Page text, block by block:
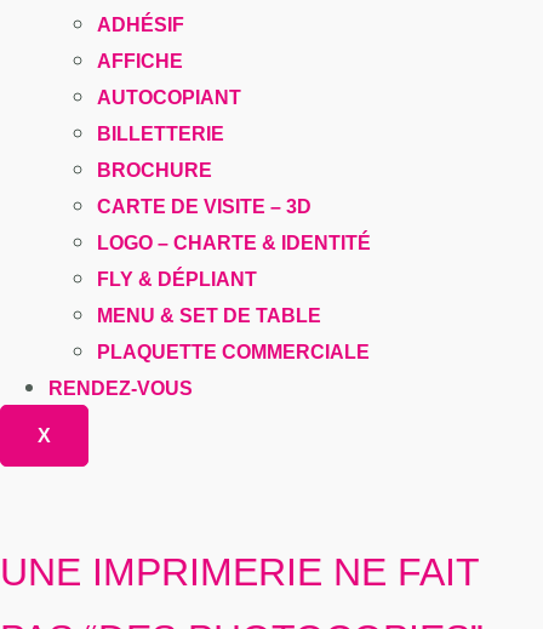
ADHÉSIF
AFFICHE
AUTOCOPIANT
BILLETTERIE
BROCHURE
CARTE DE VISITE – 3D
LOGO – CHARTE & IDENTITÉ
FLY & DÉPLIANT
MENU & SET DE TABLE
PLAQUETTE COMMERCIALE
RENDEZ-VOUS
X
UNE IMPRIMERIE NE FAIT